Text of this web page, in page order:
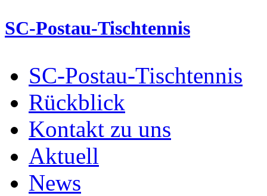
SC-Postau-Tischtennis
SC-Postau-Tischtennis
Rückblick
Kontakt zu uns
Aktuell
News